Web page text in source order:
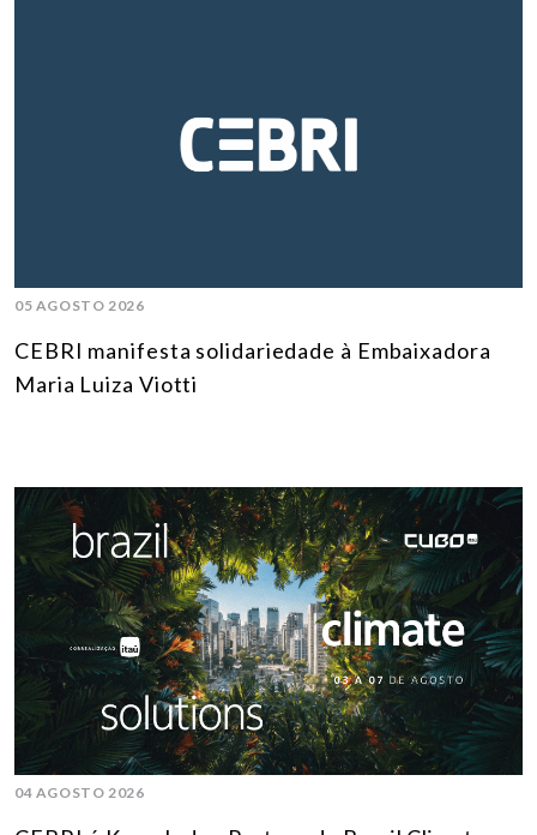
05 AGOSTO 2026
CEBRI manifesta solidariedade à Embaixadora
Maria Luiza Viotti
04 AGOSTO 2026